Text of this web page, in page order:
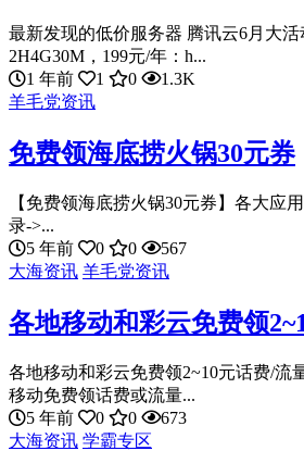
最新发现的低价服务器 腾讯云6月大
2H4G30M，199元/年：h...
1 年前
1 0
1.3K
羊毛党资讯
免费领海底捞火锅30元券
【免费领海底捞火锅30元券】各大应
录->...
5 年前
0 0
567
大海资讯 羊毛党资讯
各地移动和彩云免费领
各地移动和彩云免费领2~10元话费/流
移动免费领话费或流量...
5 年前
0 0
673
大海资讯 学霸专区